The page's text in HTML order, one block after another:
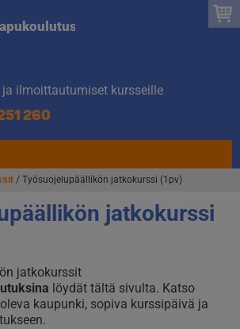
Suomen
ilmoittautumiset kursseille
260
/ Työsuojelupäällikön jatkokurssi (1pv)
jatkokurssi
jatkokurssit
löydät tältä sivulta. Katso
kaupunki, sopiva kurssipäivä ja